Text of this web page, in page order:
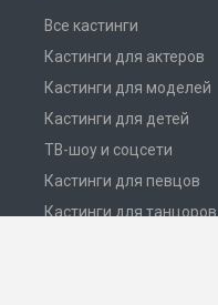
Все кастинги
Кастинги для актеров
Кастинги для моделей
Кастинги для детей
ТВ-шоу и соцсети
Кастинги для певцов
Кастинги для танцоров